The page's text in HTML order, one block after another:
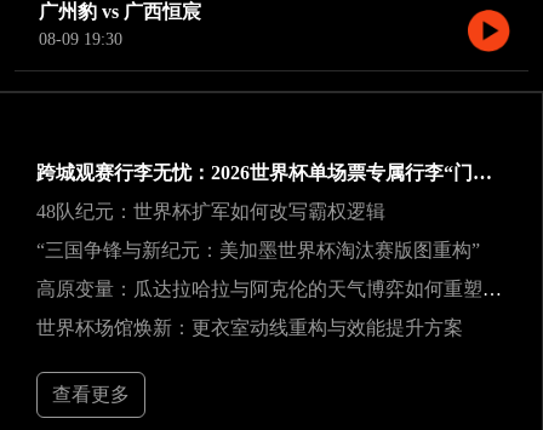
广州豹 vs 广西恒宸
08-09 19:30
跨城观赛行李无忧：2026世界杯单场票专属行李“门到门”跨城速达方案
48队纪元：世界杯扩军如何改写霸权逻辑
“三国争锋与新纪元：美加墨世界杯淘汰赛版图重构”
高原变量：瓜达拉哈拉与阿克伦的天气博弈如何重塑2026世界杯战术逻辑
世界杯场馆焕新：更衣室动线重构与效能提升方案
查看更多